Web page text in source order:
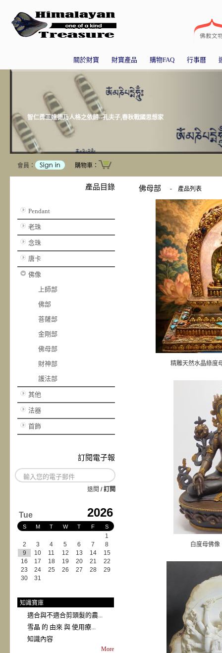
關於財寶 財寶產品 購物FAQ 行事曆
智仁勇三達德乃人格之依歸--孔夫子,春秋戰國思想家
會員： 購物車：
產品目錄
Pendant
老珠
念珠
唐卡
佛像
上師部
佛部
菩薩部
金剛部
佛母部
財神部
護法部
其他
法器
首飾
訂閱電子報
退閱 /訂閱
Tue 2026
S M T W T F S
1
2
3 4 5 6 7
8
9
10 11 12 13 14
15
16
17 18 19 20 21
22
23
24 25 26 27 28
29
30
31
知識寶庫
適合與不適合剪頭髮的農...
雪晶 的 由來 與 使用療...
知識內容
More
佛母部 - 產品列表
精雕天然水晶綠度
白度母佛像